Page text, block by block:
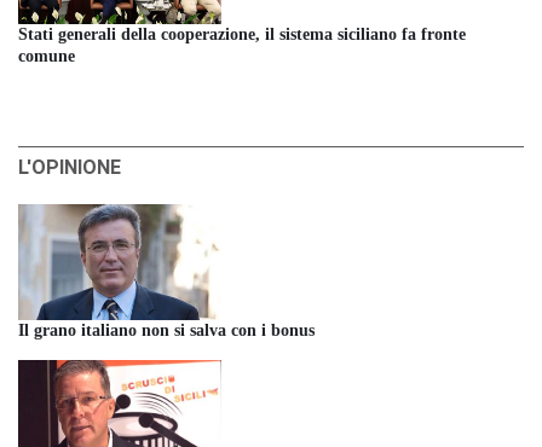
Stati generali della cooperazione, il sistema siciliano fa fronte
comune
L'OPINIONE
Il grano italiano non si salva con i bonus